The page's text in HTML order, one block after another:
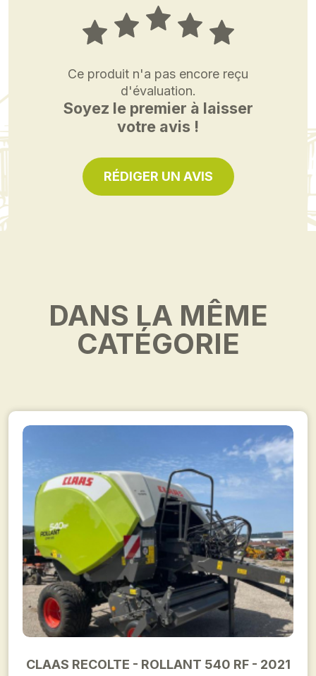
Ce produit n'a pas encore reçu
d'évaluation.
Soyez le premier à laisser
votre avis !
RÉDIGER UN AVIS
DANS LA MÊME
CATÉGORIE
CLAAS RECOLTE - ROLLANT 540 RF - 2021